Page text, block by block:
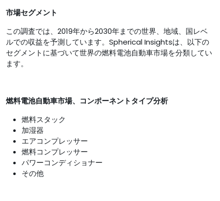
市場セグメント
この調査では、2019年から2030年までの世界、地域、国レベ
ルでの収益を予測しています。Spherical Insightsは、以下の
セグメントに基づいて世界の燃料電池自動車市場を分類してい
ます。
燃料電池自動車市場、コンポーネントタイプ分析
燃料スタック
加湿器
エアコンプレッサー
燃料コンプレッサー
パワーコンディショナー
その他